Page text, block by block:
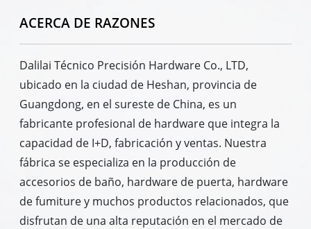
ACERCA DE RAZONES
Dalilai Técnico Precisión Hardware Co., LTD,
ubicado en la ciudad de Heshan, provincia de
Guangdong, en el sureste de China, es un
fabricante profesional de hardware que integra la
capacidad de I+D, fabricación y ventas. Nuestra
fábrica se especializa en la producción de
accesorios de baño, hardware de puerta, hardware
de fumiture y muchos productos relacionados, que
disfrutan de una alta reputación en el mercado de